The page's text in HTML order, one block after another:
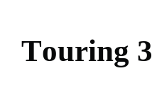
Touring 3